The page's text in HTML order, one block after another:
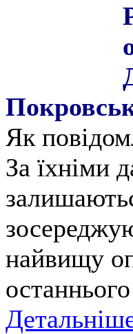
Як
За їхніми
найвищу